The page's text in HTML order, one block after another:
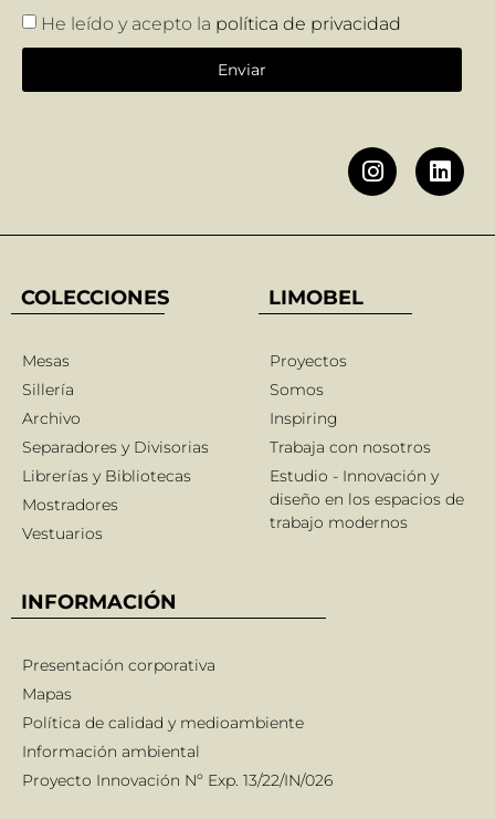
He leído y acepto la política de privacidad
Enviar
COLECCIONES
Mesas
Sillería
Archivo
Separadores y Divisorias
Librerías y Bibliotecas
Mostradores
Vestuarios
LIMOBEL
Proyectos
Somos
Inspiring
Trabaja con nosotros
Estudio - Innovación y
diseño en los espacios de
trabajo modernos
INFORMACIÓN
Presentación corporativa
Mapas
Política de calidad y medioambiente
Información ambiental
Proyecto Innovación Nº Exp. 13/22/IN/026